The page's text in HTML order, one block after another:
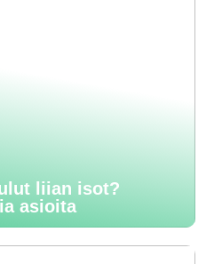
liian isot?
asioita